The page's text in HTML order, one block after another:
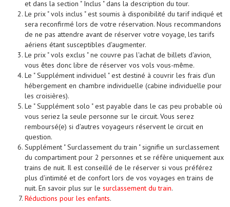
et dans la section " Inclus " dans la description du tour.
Le prix " vols inclus " est soumis à disponibilité du tarif indiqué et
sera reconfirmé lors de votre réservation. Nous recommandons
de ne pas attendre avant de réserver votre voyage, les tarifs
aériens étant susceptibles d'augmenter.
Le prix " vols exclus " ne couvre pas l'achat de billets d'avion,
vous êtes donc libre de réserver vos vols vous-même.
Le " Supplément individuel " est destiné à couvrir les frais d'un
hébergement en chambre individuelle (cabine individuelle pour
les croisières).
Le " Supplément solo " est payable dans le cas peu probable où
vous seriez la seule personne sur le circuit. Vous serez
remboursé(e) si d'autres voyageurs réservent le circuit en
question.
Supplément " Surclassement du train " signifie un surclassement
du compartiment pour 2 personnes et se réfère uniquement aux
trains de nuit. Il est conseillé de le réserver si vous préférez
plus d'intimité et de confort lors de vos voyages en trains de
nuit. En savoir plus sur le surclassement du train.
Réductions pour les enfants.